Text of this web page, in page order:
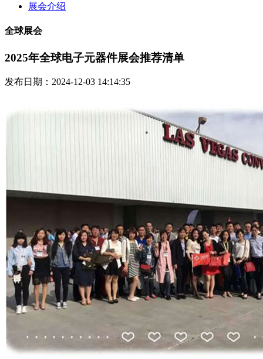
展会介绍
全球展会
2025年全球电子元器件展会推荐清单
发布日期：2024-12-03 14:14:35